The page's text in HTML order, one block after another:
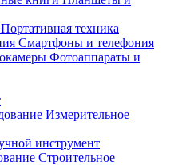
Портативная техника
Смартфоны и телефония
Фотоаппараты и
Измерительное
инструмент
Строительное